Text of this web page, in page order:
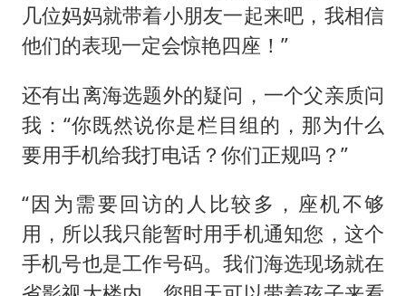
几位妈妈就带着小朋友一起来吧，我相信
他们的表现一定会惊艳四座！”
还有出离海选题外的疑问，一个父亲质问
我：“你既然说你是栏目组的，那为什么
要用手机给我打电话？你们正规吗？”
“因为需要回访的人比较多，座机不够
用，所以我只能暂时用手机通知您，这个
手机号也是工作号码。我们海选现场就在